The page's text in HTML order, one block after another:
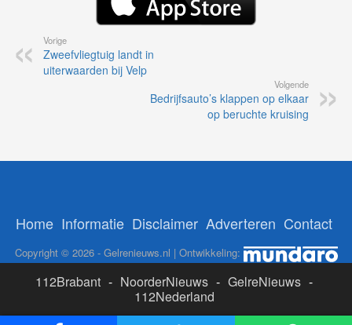
Vorige
Zweefvliegtuig landt in
uiterwaarden bij Velp
Volgende
Bedrijfsauto’s klappen op elkaar
op beruchte kruising
Home Informatie Disclaimer Adverteren Contact
Copyright © 2026 - Gelrenieuws.nl | Ontwikkeling:
112Brabant - NoorderNieuws - GelreNieuws -
112Nederland